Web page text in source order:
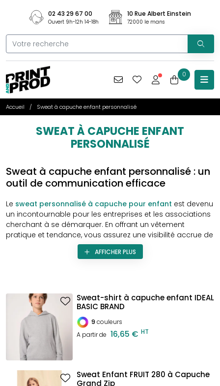
02 43 29 67 00
Ouvert 9h-12h 14-18h
10 Rue Albert Einstein
72000 le mans
0
Accueil Sweat à capuche enfant personnalisé
SWEAT À CAPUCHE ENFANT
PERSONNALISÉ
Sweat à capuche enfant personnalisé : un
outil de communication efficace
Le sweat personnalisé à capuche pour enfant est devenu
un incontournable pour les entreprises et les associations
cherchant à se démarquer. En offrant un vêtement
pratique et tendance, vous assurez une visibilité accrue de
votre marque tout en permettant aux enfants de se sentir
à l'aise et stylés. Que ce soit pour des événements, des
AFFICHER PLUS
Sweat-shirt à capuche enfant IDEAL
BASIC BRAND
9 couleurs
A partir de 16,65 € HT
Sweat Enfant FRUIT 280 à Capuche
Grand Zip